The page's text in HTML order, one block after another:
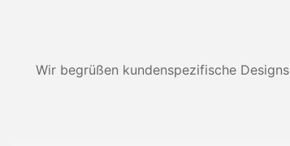
Wir begrüßen kundenspezifische